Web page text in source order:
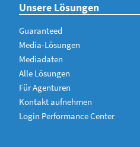
Unsere Lösungen
Guaranteed
Media-Lösungen
Mediadaten
Alle Lösungen
Für Agenturen
Kontakt aufnehmen
Login Performance Center